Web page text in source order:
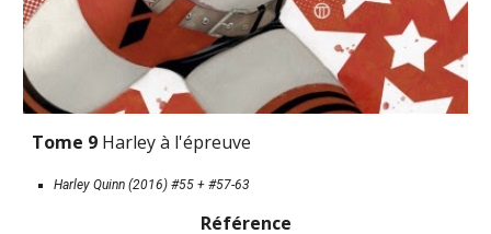
Tome 9 Harley à l'épreuve
Harley Quinn (2016) #55 + #57-63
Référence